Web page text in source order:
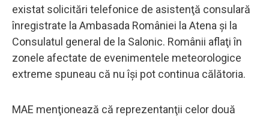
existat solicitări telefonice de asistenţă consulară
înregistrate la Ambasada României la Atena şi la
Consulatul general de la Salonic. Românii aflaţi în
zonele afectate de evenimentele meteorologice
extreme spuneau că nu îşi pot continua călătoria.
MAE menţionează că reprezentanţii celor două